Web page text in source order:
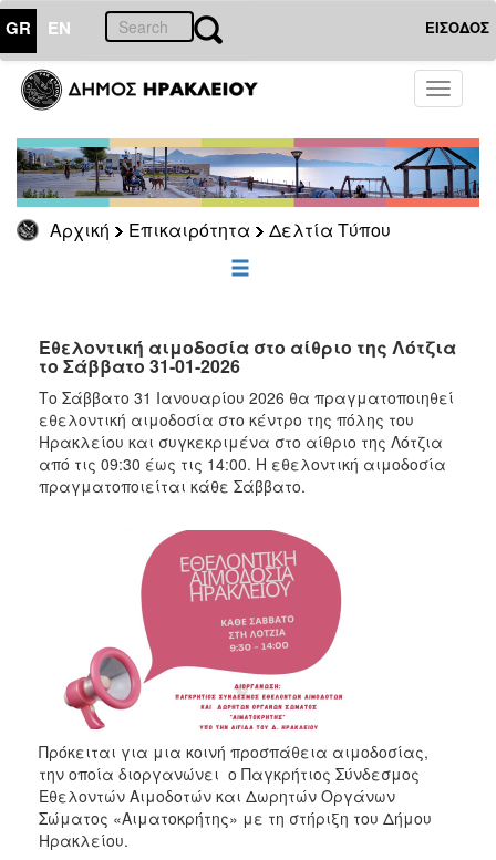
GR EN ΕΙΣΟΔΟΣ
Toggle
Αρχική Επικαιρότητα Δελτία Τύπου
ΕΠΙΚΑΙΡΟΤΗΤΑ
Τύπου
Αρχείο
ΕΠΙΣΚΕΠΤΗΣ
ΗΡΑΚΛΕΙΟ
Εθελοντική αιμοδοσία στο αίθριο της Λότζια
το Σάββατο 31-01-2026
Το Σάββατο 31 Ιανουαρίου 2026 θα πραγματοποιηθεί
εθελοντική αιμοδοσία στο κέντρο της πόλης του
Ηρακλείου και συγκεκριμένα στο αίθριο της Λότζια
από τις 09:30 έως τις 14:00. Η εθελοντική αιμοδοσία
πραγματοποιείται κάθε Σάββατο.
Πρόκειται για μια κοινή προσπάθεια αιμοδοσίας,
την οποία διοργανώνει ο Παγκρήτιος Σύνδεσμος
Εθελοντών Αιμοδοτών και Δωρητών Οργάνων
Σώματος «Αιματοκρήτης» με τη στήριξη του Δήμου
Ηρακλείου.